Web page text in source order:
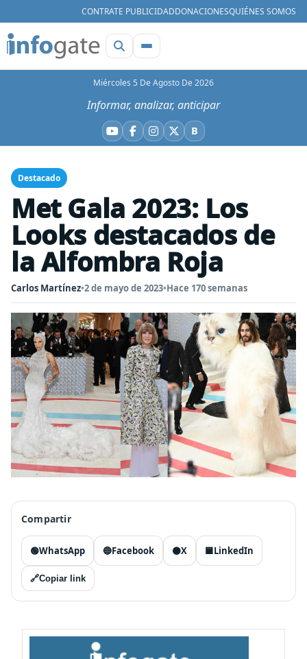
CONTRATE PUBLICIDADDONACIONESQUIÉNES SOMOS
Miércoles 5 De Agosto De 2026
Informar, analizar, anticipar
YouTube
Facebook
Instagram
X BBluesky
Destacado
Met Gala 2023: Los
Looks destacados de
la Alfombra Roja
Carlos Martínez•2 de mayo de 2023•Hace 170 semanas
Compartir
🟢WhatsApp 🔵Facebook ⚫X 🟦LinkedIn
🔗Copiar link